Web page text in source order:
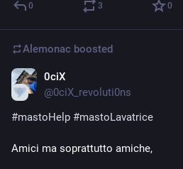
0 3 0
Alemonac boosted
0ciX
@0ciX_revoluti0ns
#mastoHelp #mastoLavatrice
Amici ma soprattutto amiche,